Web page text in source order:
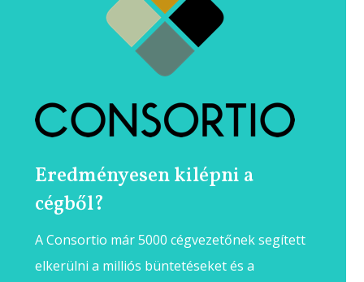
Eredményesen kilépni a
cégből?
A Consortio már 5000 cégvezetőnek segített
elkerülni a milliós büntetéseket és a